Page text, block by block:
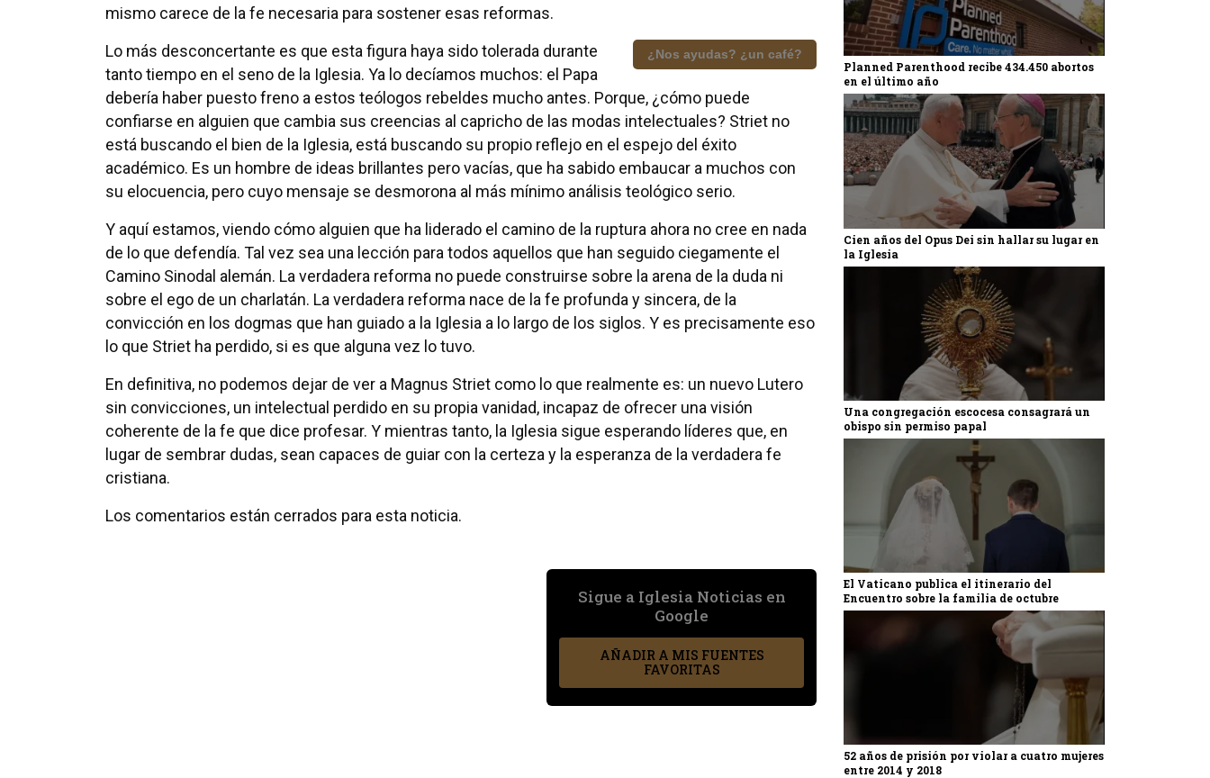
mismo carece de la fe necesaria para sostener esas reformas.
¿Nos ayudas? ¿un café?
Lo más desconcertante es que esta figura haya sido tolerada durante
tanto tiempo en el seno de la Iglesia. Ya lo decíamos muchos: el Papa
debería haber puesto freno a estos teólogos rebeldes mucho antes. Porque, ¿cómo puede
confiarse en alguien que cambia sus creencias al capricho de las modas intelectuales? Striet no
está buscando el bien de la Iglesia, está buscando su propio reflejo en el espejo del éxito
académico. Es un hombre de ideas brillantes pero vacías, que ha sabido embaucar a muchos con
su elocuencia, pero cuyo mensaje se desmorona al más mínimo análisis teológico serio.
Y aquí estamos, viendo cómo alguien que ha liderado el camino de la ruptura ahora no cree en nada
de lo que defendía. Tal vez sea una lección para todos aquellos que han seguido ciegamente el
Camino Sinodal alemán. La verdadera reforma no puede construirse sobre la arena de la duda ni
sobre el ego de un charlatán. La verdadera reforma nace de la fe profunda y sincera, de la
convicción en los dogmas que han guiado a la Iglesia a lo largo de los siglos. Y es precisamente eso
lo que Striet ha perdido, si es que alguna vez lo tuvo.
En definitiva, no podemos dejar de ver a Magnus Striet como lo que realmente es: un nuevo Lutero
sin convicciones, un intelectual perdido en su propia vanidad, incapaz de ofrecer una visión
coherente de la fe que dice profesar. Y mientras tanto, la Iglesia sigue esperando líderes que, en
lugar de sembrar dudas, sean capaces de guiar con la certeza y la esperanza de la verdadera fe
cristiana.
Los comentarios están cerrados para esta noticia.
Sigue a Iglesia Noticias en
Google
AÑADIR A MIS FUENTES
FAVORITAS
Planned Parenthood recibe 434.450 abortos
en el último año
Cien años del Opus Dei sin hallar su lugar en
la Iglesia
Una congregación escocesa consagrará un
obispo sin permiso papal
El Vaticano publica el itinerario del
Encuentro sobre la familia de octubre
52 años de prisión por violar a cuatro mujeres
entre 2014 y 2018